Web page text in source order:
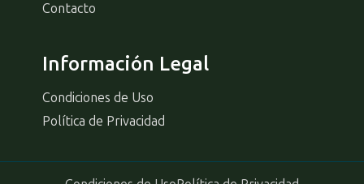
Contacto
Información Legal
Condiciones de Uso
Política de Privacidad